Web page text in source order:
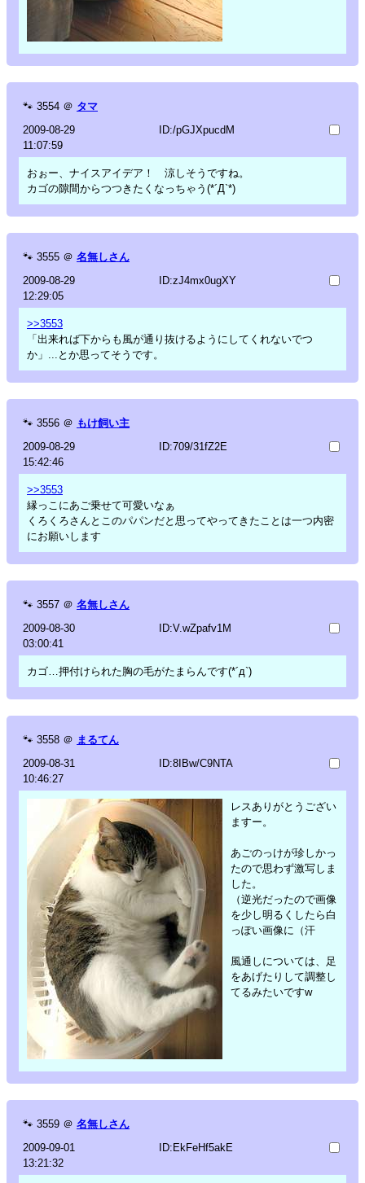
🐾 3554 ＠ タマ
2009-08-29
11:07:59
ID:/pGJXpucdM
おぉー、ナイスアイデア！ 涼しそうですね。
カゴの隙間からつつきたくなっちゃう(*´Д`*)
🐾 3555 ＠ 名無しさん
2009-08-29
12:29:05
ID:zJ4mx0ugXY
>>3553
「出来れば下からも風が通り抜けるようにしてくれないでつ
か」...とか思ってそうです。
🐾 3556 ＠ もけ飼い主
2009-08-29
15:42:46
ID:709/31fZ2E
>>3553
縁っこにあご乗せて可愛いなぁ
くろくろさんとこのパパンだと思ってやってきたことは一つ内密
にお願いします
🐾 3557 ＠ 名無しさん
2009-08-30
03:00:41
ID:V.wZpafv1M
カゴ…押付けられた胸の毛がたまらんです(*´д`)
🐾 3558 ＠ まるてん
2009-08-31
10:46:27
ID:8IBw/C9NTA
レスありがとうござい
ますー。
あごのっけが珍しかっ
たので思わず激写しま
した。
（逆光だったので画像
を少し明るくしたら白
っぽい画像に（汗
風通しについては、足
をあげたりして調整し
てるみたいですw
🐾 3559 ＠ 名無しさん
2009-09-01
13:21:32
ID:EkFeHf5akE